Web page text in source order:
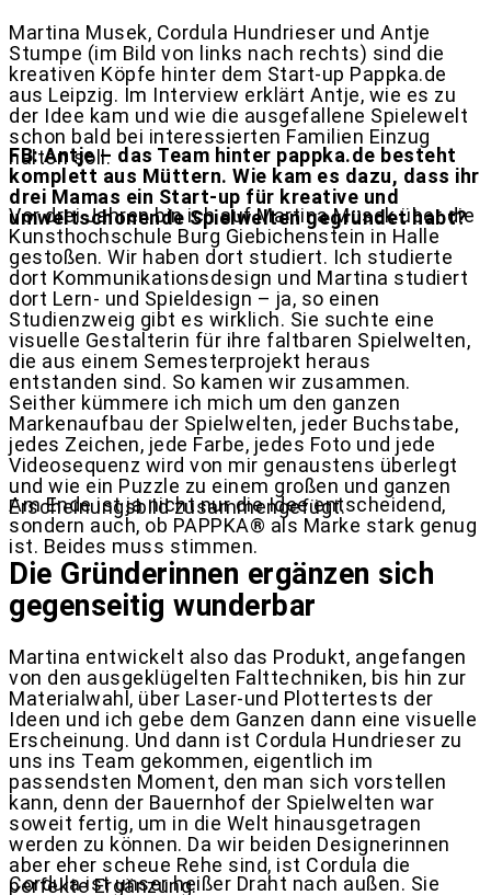
Martina Musek, Cordula Hundrieser und Antje
Stumpe (im Bild von links nach rechts) sind die
kreativen Köpfe hinter dem Start-up Pappka.de
aus Leipzig. Im Interview erklärt Antje, wie es zu
der Idee kam und wie die ausgefallene Spielewelt
schon bald bei interessierten Familien Einzug
halten soll.
FB: Antje – das Team hinter pappka.de besteht
komplett aus Müttern. Wie kam es dazu, dass ihr
drei Mamas ein Start-up für kreative und
umweltschonende Spielwelten gegründet habt?
Vor drei Jahren bin ich auf Martina Musek über die
Kunsthochschule Burg Giebichenstein in Halle
gestoßen. Wir haben dort studiert. Ich studierte
dort Kommunikationsdesign und Martina studiert
dort Lern- und Spieldesign – ja, so einen
Studienzweig gibt es wirklich. Sie suchte eine
visuelle Gestalterin für ihre faltbaren Spielwelten,
die aus einem Semesterprojekt heraus
entstanden sind. So kamen wir zusammen.
Seither kümmere ich mich um den ganzen
Markenaufbau der Spielwelten, jeder Buchstabe,
jedes Zeichen, jede Farbe, jedes Foto und jede
Videosequenz wird von mir genaustens überlegt
und wie ein Puzzle zu einem großen und ganzen
Erscheinungsbild zusammengefügt.
Am Ende ist ja nicht nur die Idee entscheidend,
sondern auch, ob PAPPKA® als Marke stark genug
ist. Beides muss stimmen.
Die Gründerinnen ergänzen sich
gegenseitig wunderbar
Martina entwickelt also das Produkt, angefangen
von den ausgeklügelten Falttechniken, bis hin zur
Materialwahl, über Laser-und Plottertests der
Ideen und ich gebe dem Ganzen dann eine visuelle
Erscheinung. Und dann ist Cordula Hundrieser zu
uns ins Team gekommen, eigentlich im
passendsten Moment, den man sich vorstellen
kann, denn der Bauernhof der Spielwelten war
soweit fertig, um in die Welt hinausgetragen
werden zu können. Da wir beiden Designerinnen
aber eher scheue Rehe sind, ist Cordula die
perfekte Ergänzung.
Cordula ist unser heißer Draht nach außen. Sie